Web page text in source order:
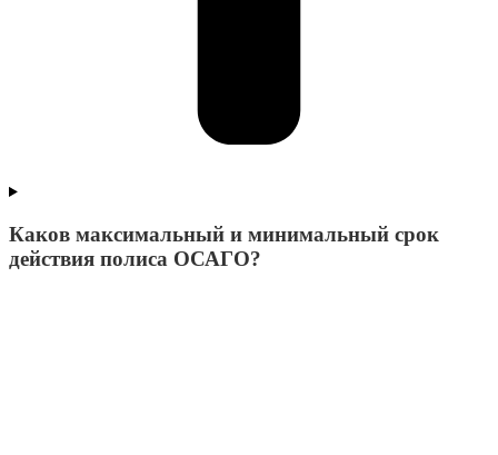
Каков максимальный и минимальный срок
действия полиса ОСАГО?